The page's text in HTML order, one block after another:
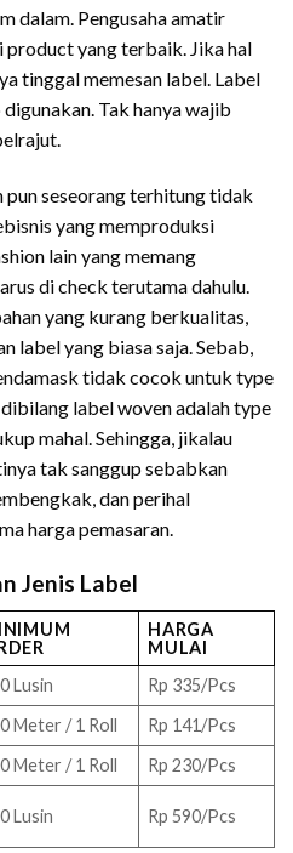
dalam. Pengusaha amatir
yang terbaik. Jika hal
tinggal memesan label. Label
Tak hanya wajib
seseorang terhitung tidak
yang memproduksi
lain yang memang
di check terutama dahulu.
yang kurang berkualitas,
label yang biasa saja. Sebab,
tidak cocok untuk type
label woven adalah type
mahal. Sehingga, jikalau
tak sanggup sebabkan
dan perihal
harga pemasaran.
Jenis Label
HARGA
MULAI
Lusin
Rp 335/Pcs
Meter / 1 Roll
Rp 141/Pcs
Meter / 1 Roll
Rp 230/Pcs
Lusin Rp 590/Pcs